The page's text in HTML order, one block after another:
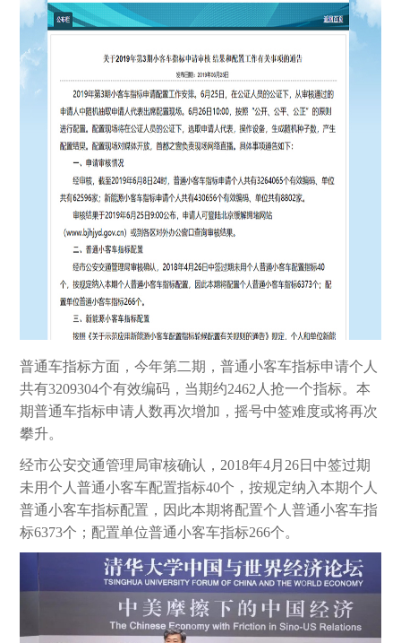
普通车指标方面，今年第二期，普通小客车指标申请个人
共有3209304个有效编码，当期约2462人抢一个指标。本
期普通车指标申请人数再次增加，摇号中签难度或将再次
攀升。
经市公安交通管理局审核确认，2018年4月26日中签过期
未用个人普通小客车配置指标40个，按规定纳入本期个人
普通小客车指标配置，因此本期将配置个人普通小客车指
标6373个；配置单位普通小客车指标266个。